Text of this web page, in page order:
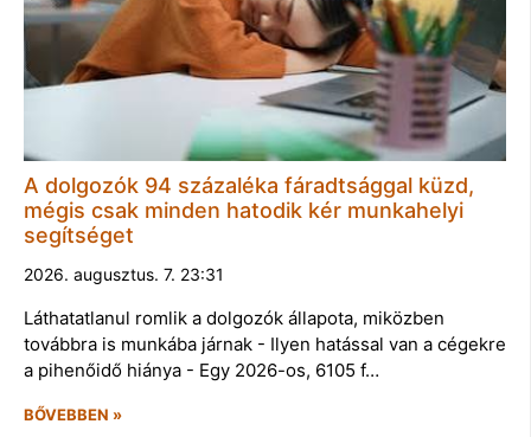
A dolgozók 94 százaléka fáradtsággal küzd,
mégis csak minden hatodik kér munkahelyi
segítséget
2026. augusztus. 7. 23:31
Láthatatlanul romlik a dolgozók állapota, miközben
továbbra is munkába járnak - Ilyen hatással van a cégekre
a pihenőidő hiánya - Egy 2026-os, 6105 f…
BŐVEBBEN »